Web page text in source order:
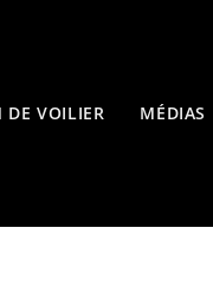
DE VOILIER MÉDIAS